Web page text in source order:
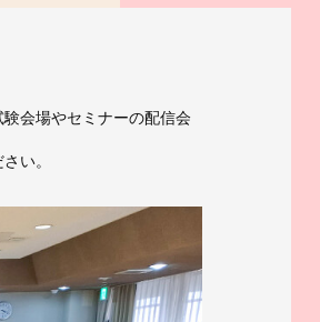
会場やセミナーの配信会
い。